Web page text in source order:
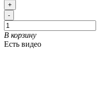
+
-
В корзину
Есть видео